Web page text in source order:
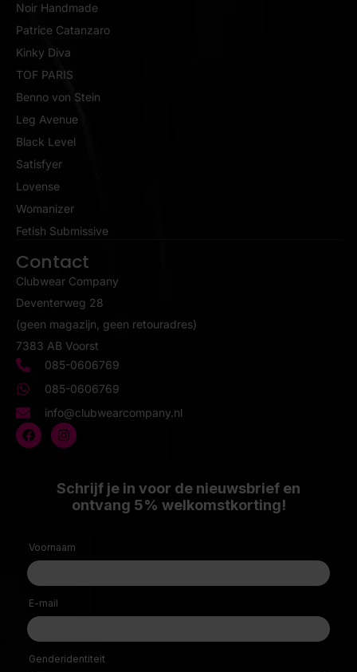
Noir Handmade
Patrice Catanzaro
Kinky Diva
TOF PARIS
Benno von Stein
Leg Avenue
Black Level
Satisfyer
Lovense
Womanizer
Fetish Submissive
Contact
Clubwear Company
Deventerweg 28
(geen magazijn, geen retouradres)
7383 AB Voorst
085-0606769
085-0606769
info@clubwearcompany.nl